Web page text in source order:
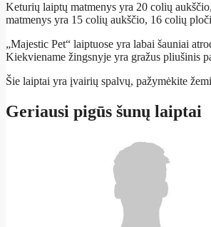
Keturių laiptų matmenys yra 20 colių
matmenys yra 15 colių aukščio, 16 colių
„Majestic Pet“ laiptuose yra labai šauniai
Kiekviename žingsnyje yra gražus pliušinis
Šie laiptai yra įvairių spalvų, pažymėkite
Geriausi pigūs šunų laiptai